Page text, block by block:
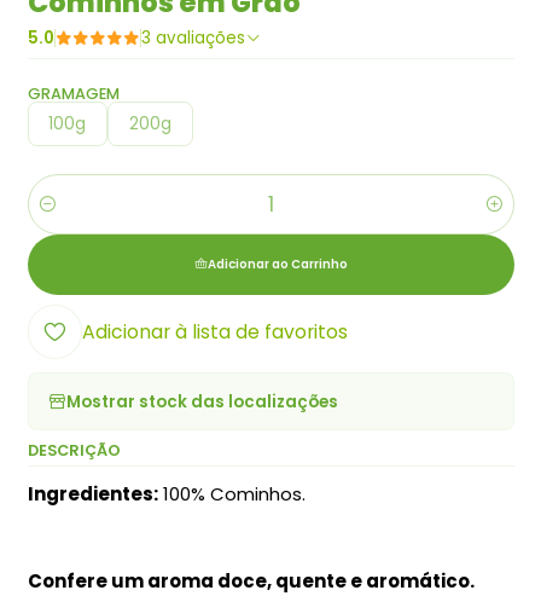
5.0 3 avaliações
GRAMAGEM
100g 200g
Quantidade
Adicionar ao Carrinho
Adicionar à lista de favoritos
Mostrar stock das localizações
DESCRIÇÃO
Ingredientes:100% Cominhos.
Confere um aroma doce, quente e aromático.